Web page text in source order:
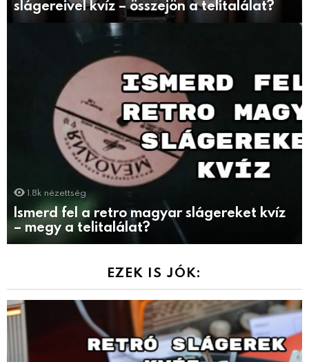
slágereivel kvíz – összejön a telitalálat?
1.8k nézettség
Ismerd fel a retro magyar slágereket kvíz
– megy a telitalálat?
EZEK IS JÓK: